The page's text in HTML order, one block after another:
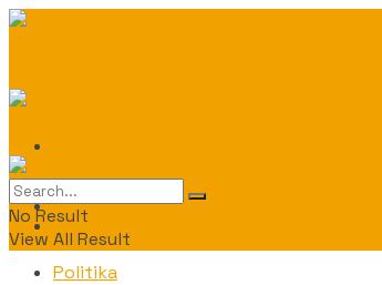
Politika
Daerah
Politika
No Result
View All Result